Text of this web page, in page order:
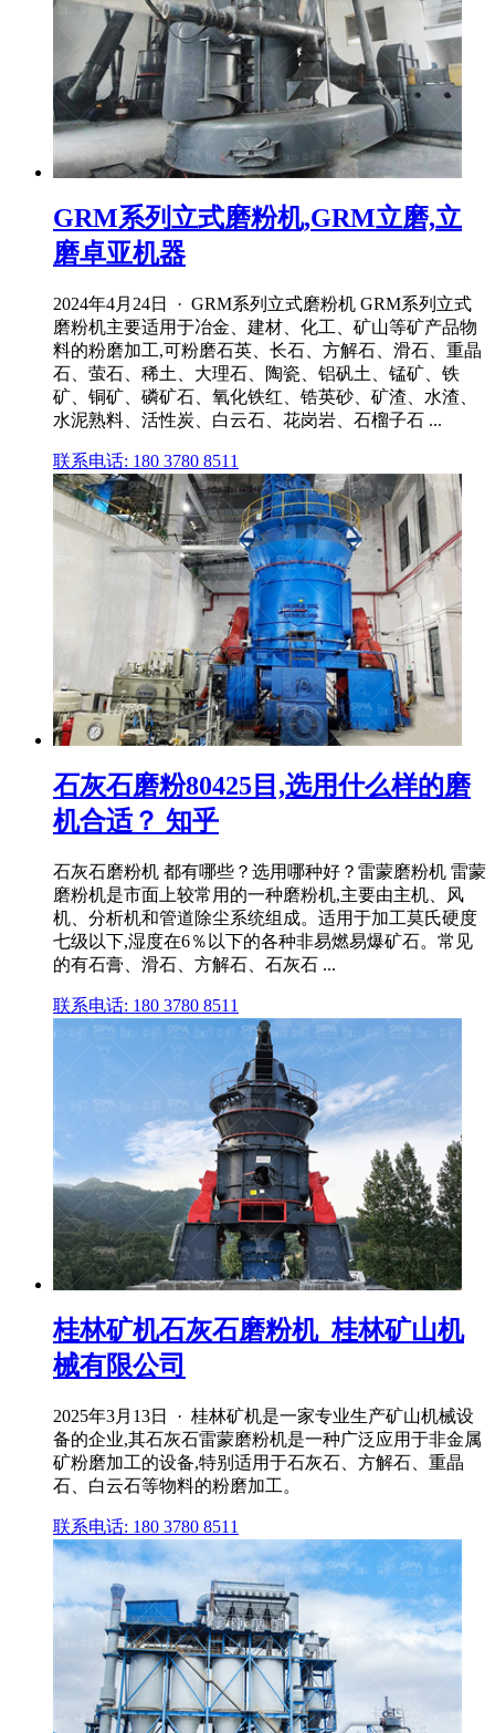
GRM系列立式磨粉机,GRM立磨,立
磨卓亚机器
2024年4月24日 · GRM系列立式磨粉机 GRM系列立式
磨粉机主要适用于冶金、建材、化工、矿山等矿产品物
料的粉磨加工,可粉磨石英、长石、方解石、滑石、重晶
石、萤石、稀土、大理石、陶瓷、铝矾土、锰矿、铁
矿、铜矿、磷矿石、氧化铁红、锆英砂、矿渣、水渣、
水泥熟料、活性炭、白云石、花岗岩、石榴子石 ...
联系电话: 180 3780 8511
石灰石磨粉80425目,选用什么样的磨
机合适？ 知乎
石灰石磨粉机 都有哪些？选用哪种好？雷蒙磨粉机 雷蒙
磨粉机是市面上较常用的一种磨粉机,主要由主机、风
机、分析机和管道除尘系统组成。适用于加工莫氏硬度
七级以下,湿度在6％以下的各种非易燃易爆矿石。常见
的有石膏、滑石、方解石、石灰石 ...
联系电话: 180 3780 8511
桂林矿机石灰石磨粉机_桂林矿山机
械有限公司
2025年3月13日 · 桂林矿机是一家专业生产矿山机械设
备的企业,其石灰石雷蒙磨粉机是一种广泛应用于非金属
矿粉磨加工的设备,特别适用于石灰石、方解石、重晶
石、白云石等物料的粉磨加工。
联系电话: 180 3780 8511